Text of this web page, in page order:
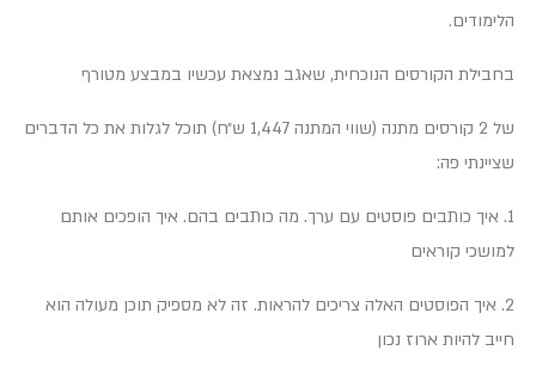
הלימודים.
בחבילת הקורסים הנוכחית, שאגב נמצאת עכשיו במבצע מטורף
של 2 קורסים מתנה (שווי המתנה 1,447 ש״ח) תוכל לגלות את כל הדברים
שציינתי פה:
1. איך כותבים פוסטים עם ערך. מה כותבים בהם. איך הופכים אותם
למושכי קוראים
2. איך הפוסטים האלה צריכים להראות. זה לא מספיק תוכן מעולה הוא
חייב להיות ארוז נכון